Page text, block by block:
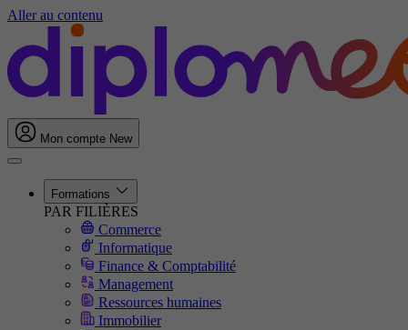
Aller au contenu
Mon compte New
Formations
PAR FILIÈRES
Commerce
Informatique
Finance & Comptabilité
Management
Ressources humaines
Immobilier